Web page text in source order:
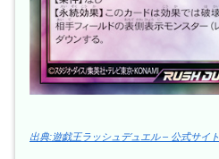
出典:遊戯王ラッシュデュエル – 公式サイト